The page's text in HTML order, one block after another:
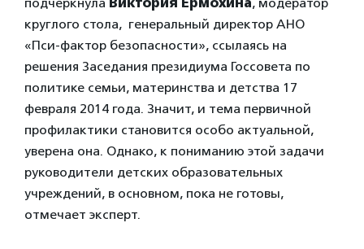
круглого стола, генеральный директор АНО
«Пси-фактор безопасности», ссылаясь на
решения Заседания президиума Госсовета по
политике семьи, материнства и детства 17
февраля 2014 года. Значит, и тема первичной
профилактики становится особо актуальной,
уверена она. Однако, к пониманию этой задачи
руководители детских образовательных
учреждений, в основном, пока не готовы,
отмечает эксперт.